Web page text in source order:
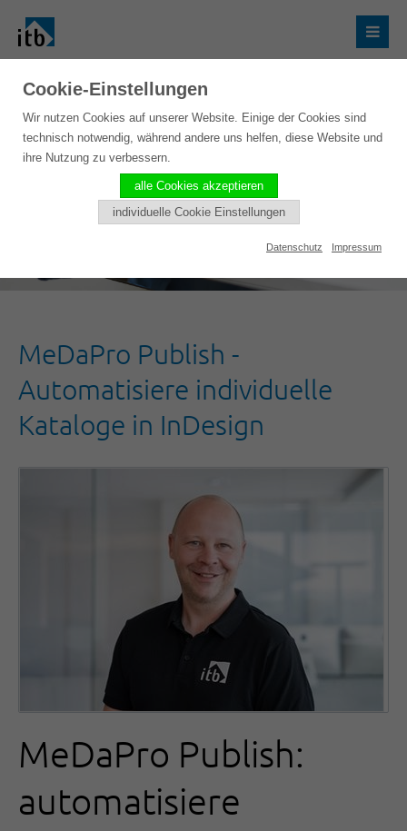
MeDaPro Publish -
Automatisiere individuelle
Kataloge in InDesign
MeDaPro Publish:
automatisiere
Cookie-Einstellungen
Wir nutzen Cookies auf unserer Website. Einige der Cookies sind
technisch notwendig, während andere uns helfen, diese Website und
ihre Nutzung zu verbessern.
alle Cookies akzeptieren
individuelle Cookie Einstellungen
Datenschutz Impressum